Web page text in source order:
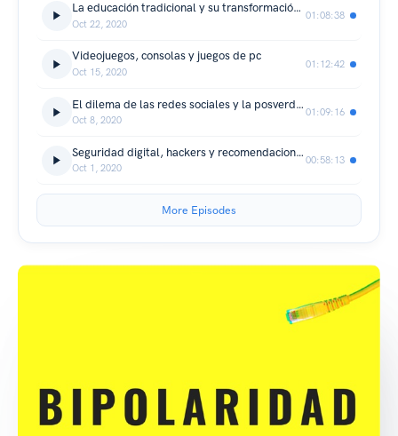
La educación tradicional y su transformación a virtual
Oct 22, 2020
01:08:38
Videojuegos, consolas y juegos de pc
Oct 15, 2020
01:12:42
El dilema de las redes sociales y la posverdad
Oct 8, 2020
01:09:16
Seguridad digital, hackers y recomendaciones
Oct 1, 2020
00:58:13
More Episodes